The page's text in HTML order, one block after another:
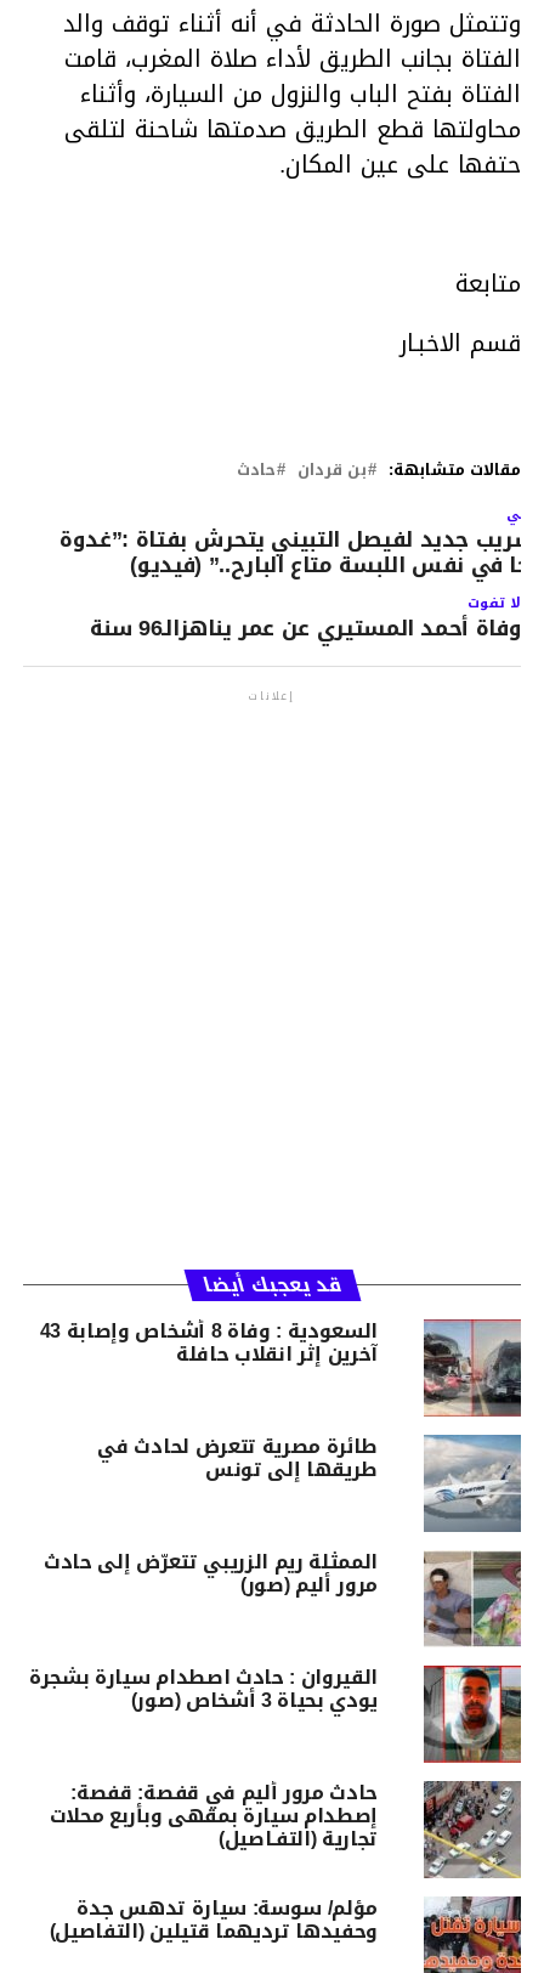
وتتمثل صورة الحادثة في أنه أثناء توقف والد
الفتاة بجانب الطريق لأداء صلاة المغرب، قامت
الفتاة بفتح الباب والنزول من السيارة، وأثناء
محاولتها قطع الطريق صدمتها شاحنة لتلقى
حتفها على عين المكان.
متابعة
قسم الاخبـار
مقالات متشابهة: بن قردان حادث
جديد لفيصل التبيني يتحرش بفتاة :”غدوة
في نفس اللبسة متاع البارح..” (فيديو)
لا تفوت
وفاة أحمد المستيري عن عمر يناهزالـ96 سنة
إعلانات
قد يعجبك أيضا
السعودية : وفاة 8 أشخاص وإصابة 43
آخرين إثر انقلاب حافلة
طائرة مصرية تتعرض لحادث في
طريقها إلى تونس
الممثلة ريم الزريبي تتعرّض إلى حادث
مرور أليم (صور)
القيروان : حادث اصطدام سيارة بشجرة
يودي بحياة 3 أشخاص (صور)
حادث مرور أليم في قفصة: قفصة:
إصطدام سيارة بمقهى وبأربع محلات
تجارية (التفـاصيل)
مؤلم/ سوسة: سيارة تدهس جدة
وحفيدها ترديهما قتيلين (التفاصيل)